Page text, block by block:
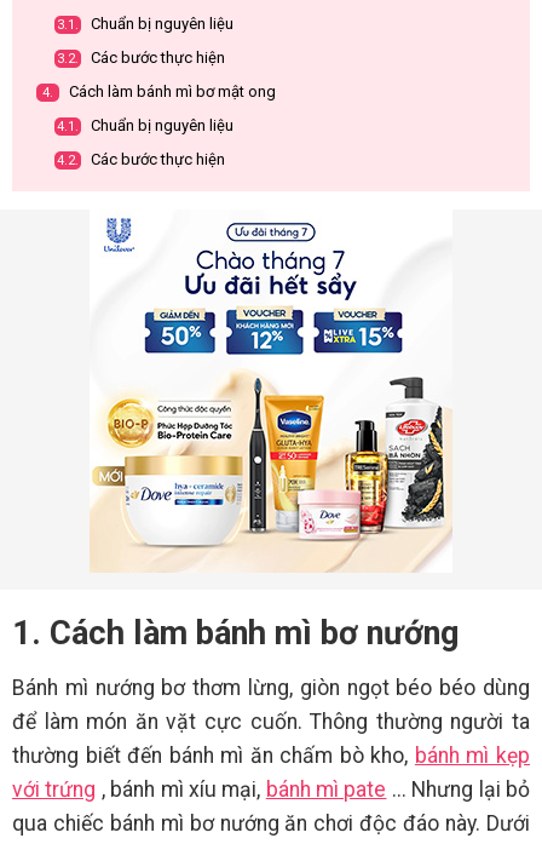
3.1. Chuẩn bị nguyên liệu
3.2. Các bước thực hiện
4. Cách làm bánh mì bơ mật ong
4.1. Chuẩn bị nguyên liệu
4.2. Các bước thực hiện
1. Cách làm bánh mì bơ nướng
Bánh mì nướng bơ thơm lừng, giòn ngọt béo béo dùng
để làm món ăn vặt cực cuốn. Thông thường người ta
thường biết đến bánh mì ăn chấm bò kho, bánh mì kẹp
với trứng , bánh mì xíu mại, bánh mì pate ... Nhưng lại bỏ
qua chiếc bánh mì bơ nướng ăn chơi độc đáo này. Dưới